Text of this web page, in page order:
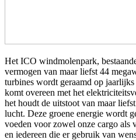
Het ICO windmolenpark,
vermogen van maar liefst 44
turbines wordt geraamd op
komt overeen met het
het houdt de uitstoot van maar
lucht. Deze groene energie wordt
voeden voor zowel onze cargo als
en iedereen die er gebruik van